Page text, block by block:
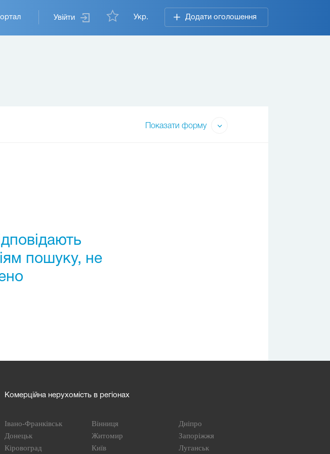
Увійти Укр. Додати оголошення
Показати форму
пошуку, не
Комерційна нерухомість в регіонах
Івано-Франківськ Вінниця
Дніпро
Донецьк
Житомир
Запоріжжя
Кіровоград
Київ Луганськ